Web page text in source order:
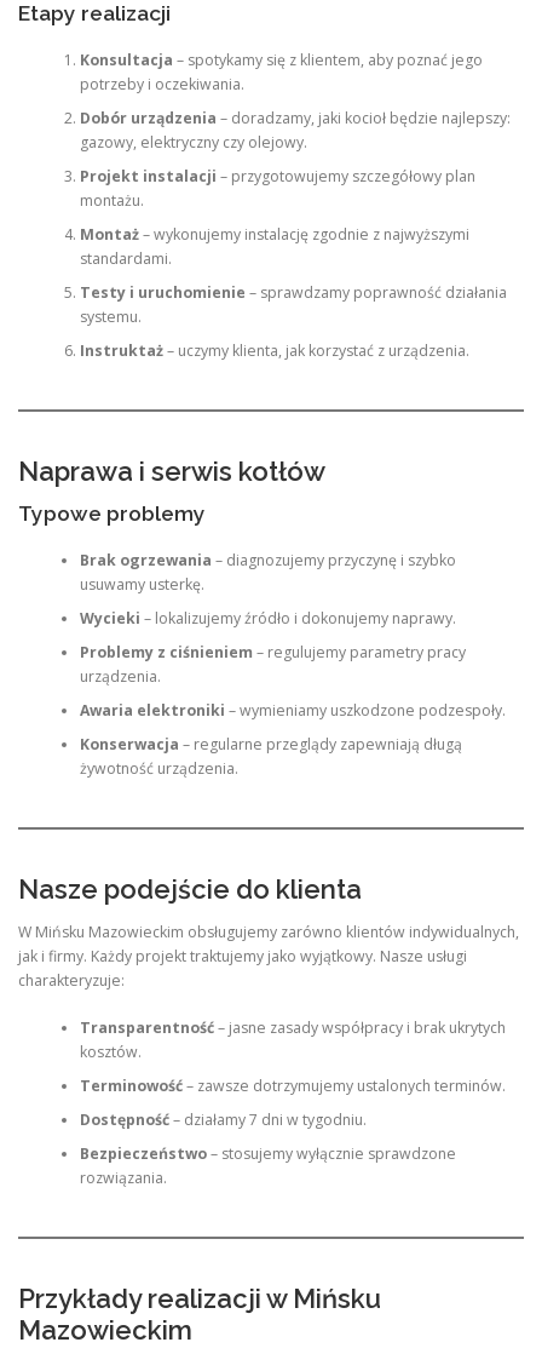
Etapy realizacji
Konsultacja – spotykamy się z klientem, aby poznać jego
potrzeby i oczekiwania.
Dobór urządzenia – doradzamy, jaki kocioł będzie najlepszy:
gazowy, elektryczny czy olejowy.
Projekt instalacji – przygotowujemy szczegółowy plan
montażu.
Montaż– wykonujemy instalację zgodnie z najwyższymi
standardami.
Testy i uruchomienie – sprawdzamy poprawność działania
systemu.
Instruktaż– uczymy klienta, jak korzystać z urządzenia.
Naprawa i serwis kotłów
Typowe problemy
Brak ogrzewania – diagnozujemy przyczynę i szybko
usuwamy usterkę.
Wycieki – lokalizujemy źródło i dokonujemy naprawy.
Problemy z ciśnieniem – regulujemy parametry pracy
urządzenia.
Awaria elektroniki – wymieniamy uszkodzone podzespoły.
Konserwacja – regularne przeglądy zapewniają długą
żywotność urządzenia.
Nasze podejście do klienta
W Mińsku Mazowieckim obsługujemy zarówno klientów indywidualnych,
jak i firmy. Każdy projekt traktujemy jako wyjątkowy. Nasze usługi
charakteryzuje:
Transparentność– jasne zasady współpracy i brak ukrytych
kosztów.
Terminowość– zawsze dotrzymujemy ustalonych terminów.
Dostępność– działamy 7 dni w tygodniu.
Bezpieczeństwo– stosujemy wyłącznie sprawdzone
rozwiązania.
Przykłady realizacji w Mińsku
Mazowieckim